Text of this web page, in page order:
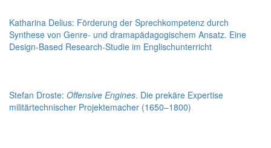
Katharina Delius: Förderung der Sprechkompetenz durch
Synthese von Genre- und dramapädagogischem Ansatz. Eine
Design-Based Research-Studie im Englischunterricht
Stefan Droste: Offensive Engines. Die prekäre Expertise
militärtechnischer Projektemacher (1650–1800)